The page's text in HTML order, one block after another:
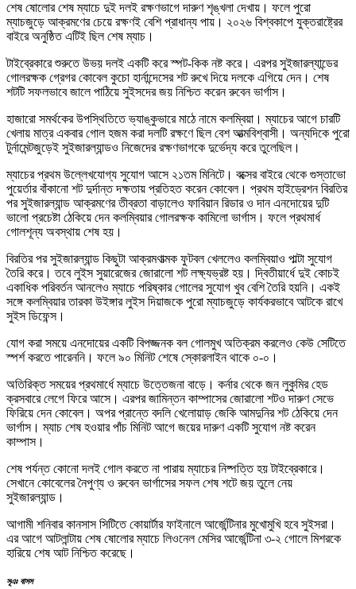
শেষ ষোলোর শেষ ম্যাচে দুই দলই রক্ষণভাগে দারুণ শৃঙ্খলা দেখায়। ফলে পুরো
ম্যাচজুড়ে আক্রমণের চেয়ে রক্ষণই বেশি প্রাধান্য পায়। ২০২৬ বিশ্বকাপে যুক্তরাষ্ট্রের
বাইরে অনুষ্ঠিত এটিই ছিল শেষ ম্যাচ।
টাইব্রেকারে শুরুতে উভয় দলই একটি করে স্পট-কিক নষ্ট করে। এরপর সুইজারল্যান্ডের
গোলরক্ষক গ্রেগর কোবেল কুচো হার্নান্দেসের শট রুখে দিয়ে দলকে এগিয়ে দেন। শেষ
শটটি সফলভাবে জালে পাঠিয়ে সুইসদের জয় নিশ্চিত করেন রুবেন ভার্গাস।
হাজারো সমর্থকের উপস্থিতিতে ভ্যাঙ্কুভারে মাঠে নামে কলম্বিয়া। ম্যাচের আগে চারটি
খেলায় মাত্র একবার গোল হজম করা দলটি রক্ষণে ছিল বেশ আত্মবিশ্বাসী। অন্যদিকে পুরো
টুর্নামেন্টজুড়েই সুইজারল্যান্ডও নিজেদের রক্ষণভাগকে দুর্ভেদ্য করে তুলেছিল।
ম্যাচের প্রথম উল্লেখযোগ্য সুযোগ আসে ২১তম মিনিটে। বক্সের বাইরে থেকে গুস্তাভো
পুয়ের্তার বাঁকানো শট দুর্দান্ত দক্ষতায় প্রতিহত করেন কোবেল। প্রথম হাইড্রেশন বিরতির
পর সুইজারল্যান্ড আক্রমণের তীব্রতা বাড়ালেও ফাবিয়ান রিডার ও দান এনদোয়ের দুটি
ভালো প্রচেষ্টা ঠেকিয়ে দেন কলম্বিয়ার গোলরক্ষক কামিলো ভার্গাস। ফলে প্রথমার্ধ
গোলশূন্য অবস্থায় শেষ হয়।
বিরতির পর সুইজারল্যান্ড কিছুটা আক্রমণাত্মক ফুটবল খেললেও কলম্বিয়াও পাল্টা সুযোগ
তৈরি করে। তবে লুইস সুয়ারেজের জোরালো শট লক্ষ্যভ্রষ্ট হয়। দ্বিতীয়ার্ধে দুই কোচই
একাধিক পরিবর্তন আনলেও ম্যাচে পরিষ্কার গোলের সুযোগ খুব বেশি তৈরি হয়নি। একই
সঙ্গে কলম্বিয়ার তারকা উইঙ্গার লুইস দিয়াজকে পুরো ম্যাচজুড়ে কার্যকরভাবে আটকে রাখে
সুইস ডিফেন্স।
যোগ করা সময়ে এনদোয়ের একটি বিপজ্জনক বল গোলমুখ অতিক্রম করলেও কেউ সেটিতে
স্পর্শ করতে পারেননি। ফলে ৯০ মিনিট শেষে স্কোরলাইন থাকে ০-০।
অতিরিক্ত সময়ের প্রথমার্ধে ম্যাচে উত্তেজনা বাড়ে। কর্নার থেকে জন লুকুমির হেড
ক্রসবারে লেগে ফিরে আসে। এরপর জামিন্তন কাম্পাসের জোরালো শটও দারুণ সেভে
ফিরিয়ে দেন কোবেল। অপর প্রান্তে বদলি খেলোয়াড় জেকি আমদুনির শট ঠেকিয়ে দেন
ভার্গাস। ম্যাচ শেষ হওয়ার পাঁচ মিনিট আগে জয়ের দারুণ একটি সুযোগ নষ্ট করেন
কাম্পাস।
শেষ পর্যন্ত কোনো দলই গোল করতে না পারায় ম্যাচের নিষ্পত্তি হয় টাইব্রেকারে।
সেখানে কোবেলের নৈপুণ্য ও রুবেন ভার্গাসের সফল শেষ শটে জয় তুলে নেয়
সুইজারল্যান্ড।
আগামী শনিবার কানসাস সিটিতে কোয়ার্টার ফাইনালে আর্জেন্টিনার মুখোমুখি হবে সুইসরা।
এর আগে আটলান্টায় শেষ ষোলোর ম্যাচে লিওনেল মেসির আর্জেন্টিনা ৩-২ গোলে মিশরকে
হারিয়ে শেষ আট নিশ্চিত করেছে।
সূএঃ বাসস